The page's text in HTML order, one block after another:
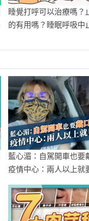
睡覺打呼可以治療嗎？
的有用嗎？睡眠呼吸中
藍心湄：自駕開車也要
疫情中心：兩人以上就